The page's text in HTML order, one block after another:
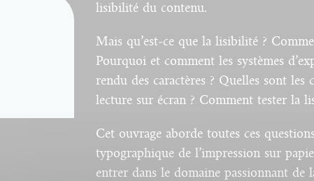
lisibilité du contenu.
Mais qu’est-ce que la lisibilité ?
Pourquoi et comment les systèmes
rendu des caractères ? Quelles sont
lecture sur écran ? Comment tester la
Cet ouvrage aborde toutes ces
typographique de l’impression sur
entrer dans le domaine passionnant